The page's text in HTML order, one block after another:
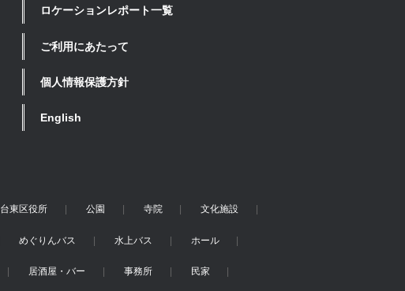
ロケーションレポート一覧
ご利用にあたって
個人情報保護方針
English
台東区役所 公園 寺院 文化施設
めぐりんバス 水上バス ホール
居酒屋・バー 事務所 民家